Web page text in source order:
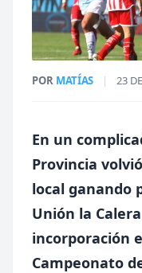
POR MATÍAS | 23
En un
Provincia
local ganando
Unión la
incorporación
Campeonato